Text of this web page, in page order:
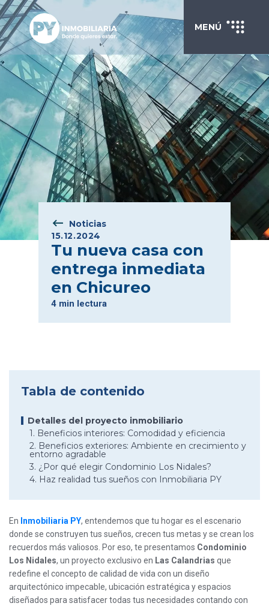
MENÚ
Noticias
15.12.2024
Tu nueva casa con
entrega inmediata
en Chicureo
4 min lectura
Tabla de contenido
Detalles del proyecto inmobiliario
1. Beneficios interiores: Comodidad y eficiencia
2. Beneficios exteriores: Ambiente en crecimiento y
entorno agradable
3. ¿Por qué elegir Condominio Los Nidales?
4. Haz realidad tus sueños con Inmobiliaria PY
En Inmobiliaria PY, entendemos que tu hogar es el escenario
donde se construyen tus sueños, crecen tus metas y se crean los
recuerdos más valiosos. Por eso, te presentamos Condominio
Los Nidales, un proyecto exclusivo en Las Calandrias que
redefine el concepto de calidad de vida con un diseño
arquitectónico impecable, ubicación estratégica y espacios
diseñados para satisfacer todas tus necesidades contando con